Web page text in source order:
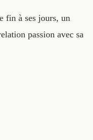
fin à ses jours, un
passion avec sa